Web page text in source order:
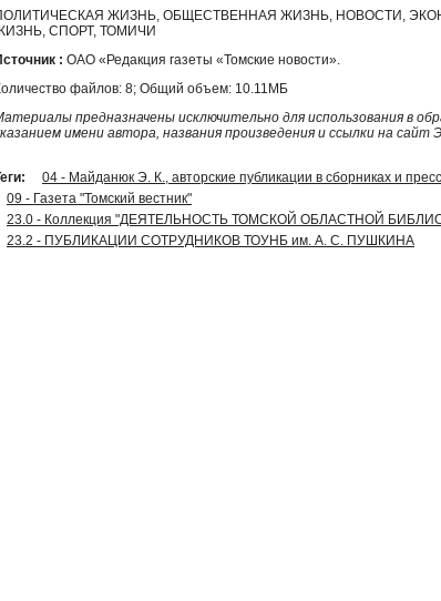
ЖИЗНЬ, ОБЩЕСТВЕННАЯ ЖИЗНЬ, НОВОСТИ,
СПОРТ, ТОМИЧИ
: ОАО «Редакция газеты «Томские новости».
файлов: 8; Общий объем: 10.11МБ
предназначены исключительно для использования в
имени автора, названия произведения и ссылки на сайт
04 - Майданюк Э. К., авторские публикации в сборниках и
09 - Газета "Томский вестник"
23.0 - Коллекция "ДЕЯТЕЛЬНОСТЬ ТОМСКОЙ ОБЛАСТНОЙ
23.2 - ПУБЛИКАЦИИ СОТРУДНИКОВ ТОУНБ им. А. С. ПУШКИНА